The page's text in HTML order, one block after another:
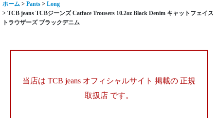
ホーム > Pants > Long
> TCB jeans TCBジーンズ Catface Trousers 10.2oz Black Denim キャットフェイス
トラウザーズ ブラックデニム
当店は TCB jeans オフィシャルサイト 掲載の 正規
取扱店 です。